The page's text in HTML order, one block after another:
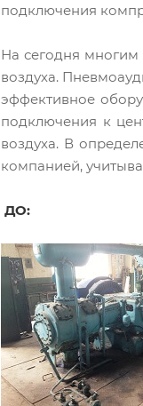
подключения
На сегодня многим
воздуха.
эффективное
подключения к
воздуха. В
компанией,
ДО: